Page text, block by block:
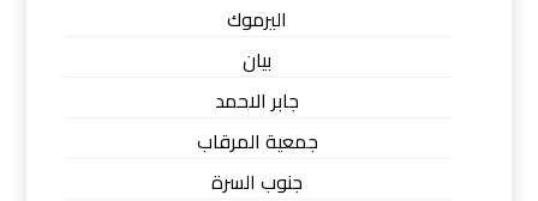
اليرموك
بيان
جابر الاحمد
جمعية المرقاب
جنوب السرة